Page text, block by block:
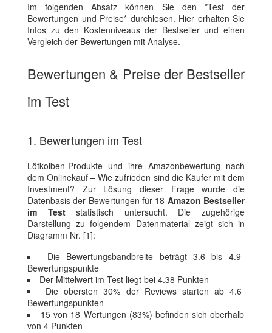
Im folgenden Absatz können Sie den *Test der
Bewertungen und Preise* durchlesen. Hier erhalten Sie
Infos zu den Kostenniveaus der Bestseller und einen
Vergleich der Bewertungen mit Analyse.
Bewertungen & Preise der Bestseller
im Test
1. Bewertungen im Test
Lötkolben-Produkte und ihre Amazonbewertung nach
dem Onlinekauf – Wie zufrieden sind die Käufer mit dem
Investment? Zur Lösung dieser Frage wurde die
Datenbasis der Bewertungen für 18 Amazon Bestseller
im Teststatistisch untersucht. Die zugehörige
Darstellung zu folgendem Datenmaterial zeigt sich in
Diagramm Nr. [1]:
Die Bewertungsbandbreite beträgt 3.6 bis 4.9
Bewertungspunkte
Der Mittelwert im Test liegt bei 4.38 Punkten
Die obersten 30% der Reviews starten ab 4.6
Bewertungspunkten
15 von 18 Wertungen (83%) befinden sich oberhalb
von 4 Punkten